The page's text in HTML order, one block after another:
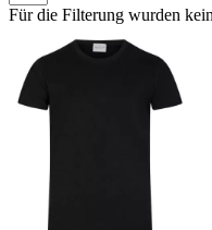
Für die Filterung wurden